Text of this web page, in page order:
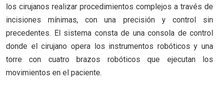
los cirujanos realizar procedimientos complejos a través de
incisiones mínimas, con una precisión y control sin
precedentes. El sistema consta de una consola de control
donde el cirujano opera los instrumentos robóticos y una
torre con cuatro brazos robóticos que ejecutan los
movimientos en el paciente.